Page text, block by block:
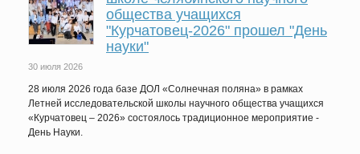
общества учащихся
"Курчатовец-2026" прошел "День
науки"
30 июля 2026
28 июля 2026 года базе ДОЛ «Солнечная поляна» в рамках
Летней исследовательской школы научного общества учащихся
«Курчатовец – 2026» состоялось традиционное мероприятие -
День Науки.